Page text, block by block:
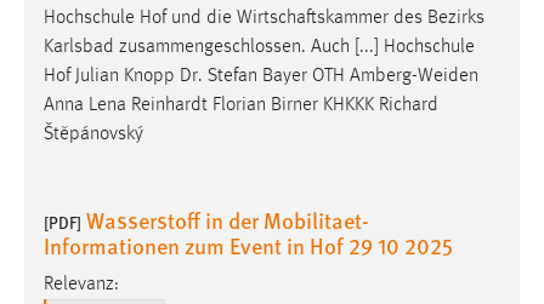
Hochschule Hof und die Wirtschaftskammer des Bezirks
Karlsbad zusammengeschlossen. Auch [...] Hochschule
Hof Julian Knopp Dr. Stefan Bayer OTH Amberg-Weiden
Anna Lena Reinhardt Florian Birner KHKKK Richard
Štěpánovský
[PDF] Wasserstoff in der Mobilitaet-
Informationen zum Event in Hof 29 10 2025
Relevanz: